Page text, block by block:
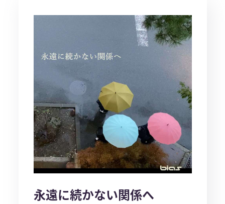
永遠に続かない関係へ